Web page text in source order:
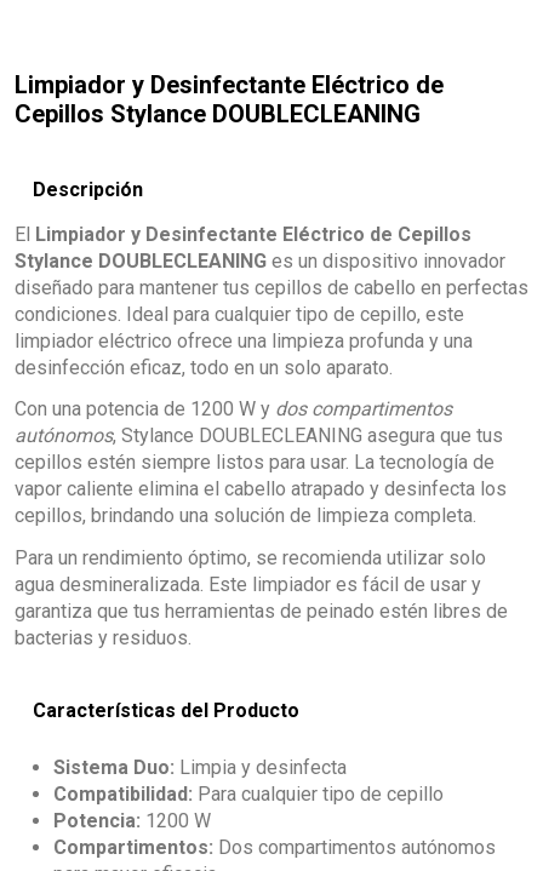
Limpiador y Desinfectante Eléctrico de
Cepillos Stylance DOUBLECLEANING
Descripción
El Limpiador y Desinfectante Eléctrico de Cepillos
Stylance DOUBLECLEANING es un dispositivo innovador
diseñado para mantener tus cepillos de cabello en perfectas
condiciones. Ideal para cualquier tipo de cepillo, este
limpiador eléctrico ofrece una limpieza profunda y una
desinfección eficaz, todo en un solo aparato.
Con una potencia de 1200 W y dos compartimentos
autónomos, Stylance DOUBLECLEANING asegura que tus
cepillos estén siempre listos para usar. La tecnología de
vapor caliente elimina el cabello atrapado y desinfecta los
cepillos, brindando una solución de limpieza completa.
Para un rendimiento óptimo, se recomienda utilizar solo
agua desmineralizada. Este limpiador es fácil de usar y
garantiza que tus herramientas de peinado estén libres de
bacterias y residuos.
Características del Producto
Sistema Duo: Limpia y desinfecta
Compatibilidad: Para cualquier tipo de cepillo
Potencia: 1200 W
Compartimentos: Dos compartimentos autónomos